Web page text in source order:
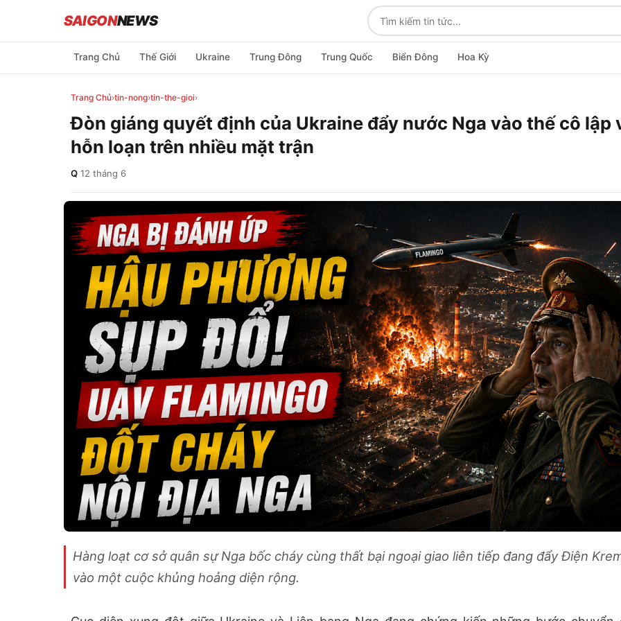
SAIGONNEWS
Trang Chủ Thế Giới Ukraine Trung Đông Trung Quốc Biển Đông Hoa Kỳ
Trang Chủ›tin-nong›tin-the-gioi›
Đòn giáng quyết định của Ukraine đẩy nước Nga vào thế cô lập
hỗn loạn trên nhiều mặt trận
Q·12 tháng 6
Hàng loạt cơ sở quân sự Nga bốc cháy cùng thất bại ngoại giao liên tiếp đang đẩy Điện
vào một cuộc khủng hoảng diện rộng.